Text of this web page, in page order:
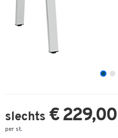
slechts € 229,00
per st.